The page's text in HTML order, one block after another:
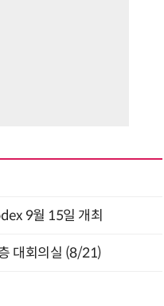
9월 15일 개최
대회의실 (8/21)